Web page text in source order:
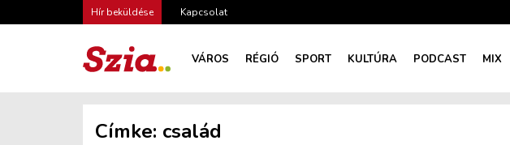
Hír beküldése Kapcsolat
VÁROS RÉGIÓ SPORT KULTÚRA PODCAST MIX
Címke: család